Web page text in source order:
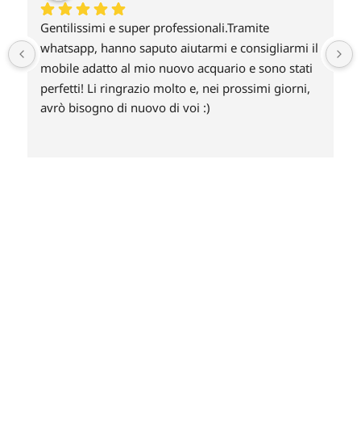
Non ho potuto prendere a noleggio una Radion
xr30 g6 blu per poi riscattarla perché si accettava
solo pagamenti con carta di credito ed ho
annullato l’ordine ! Non capisco perché non si
accettano le carte prepagate? Un po deluso e non